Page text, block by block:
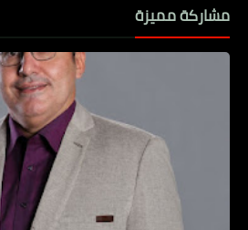
مشاركة مميزة